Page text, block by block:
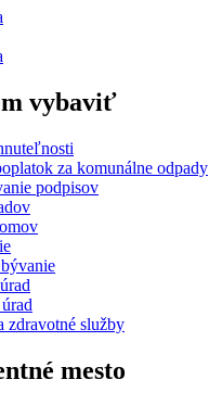
vybaviť
za komunálne odpady
podpisov
zdravotné služby
mesto